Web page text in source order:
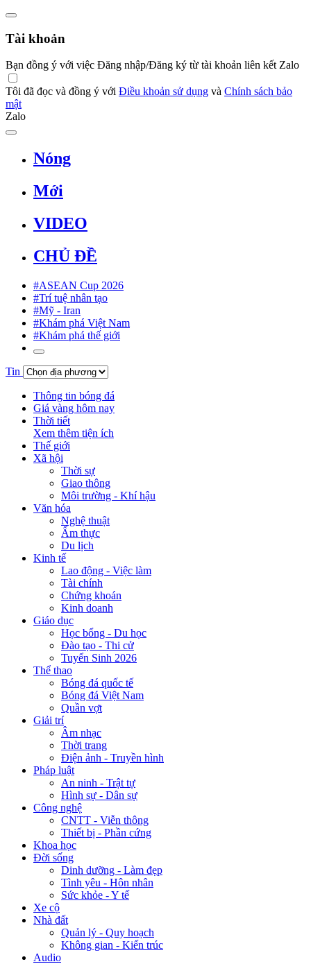
Tài khoản
Bạn đồng ý với việc Đăng nhập/Đăng ký từ tài khoản liên kết Zalo
Tôi đã đọc và đồng ý với Điều khoản sử dụng và Chính sách bảo
mật
Zalo
Nóng
Mới
VIDEO
CHỦ ĐỀ
#ASEAN Cup 2026
#Trí tuệ nhân tạo
#Mỹ - Iran
#Khám phá Việt Nam
#Khám phá thế giới
Tin
Thông tin bóng đá
Giá vàng hôm nay
Thời tiết
Xem thêm tiện ích
Thế giới
Xã hội
Thời sự
Giao thông
Môi trường - Khí hậu
Văn hóa
Nghệ thuật
Ẩm thực
Du lịch
Kinh tế
Lao động - Việc làm
Tài chính
Chứng khoán
Kinh doanh
Giáo dục
Học bổng - Du học
Đào tạo - Thi cử
Tuyển Sinh 2026
Thể thao
Bóng đá quốc tế
Bóng đá Việt Nam
Quần vợt
Giải trí
Âm nhạc
Thời trang
Điện ảnh - Truyền hình
Pháp luật
An ninh - Trật tự
Hình sự - Dân sự
Công nghệ
CNTT - Viễn thông
Thiết bị - Phần cứng
Khoa học
Đời sống
Dinh dưỡng - Làm đẹp
Tình yêu - Hôn nhân
Sức khỏe - Y tế
Xe cộ
Nhà đất
Quản lý - Quy hoạch
Không gian - Kiến trúc
Audio